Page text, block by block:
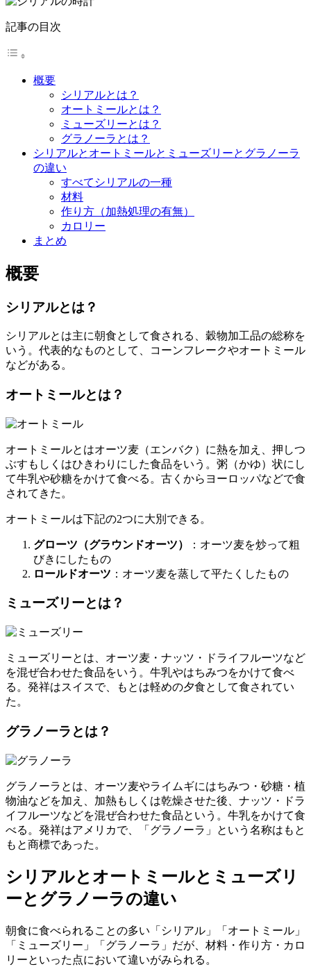
概要
オートミールとは？
グラノーラとは？
シリアルとオートミールとミューズリーとグラノーラ
の違い
材料
カロリー
概要
シリアルとは？
いう。代表的なものとして、コーンフレークやオートミール
などがある。
ぶすもしくはひきわりにした食品をいう。粥（かゆ）状にし
て牛乳や砂糖をかけて食べる。古くからヨーロッパなどで食
されてきた。
グローツ（グラウンドオーツ）
びきにしたもの
ロールドオーツ
ミューズリーとは？
ミューズリーとは、オーツ麦・ナッツ・ドライフルーツなど
を混ぜ合わせた食品をいう。牛乳やはちみつをかけて食べ
る。発祥はスイスで、もとは軽めの夕食として食されてい
た。
グラノーラとは？